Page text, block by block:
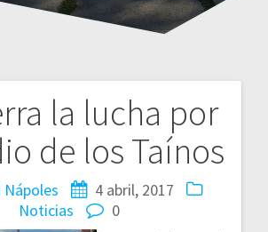
la lucha por
de los Taínos
Nápoles
4 abril, 2017
Noticias
0